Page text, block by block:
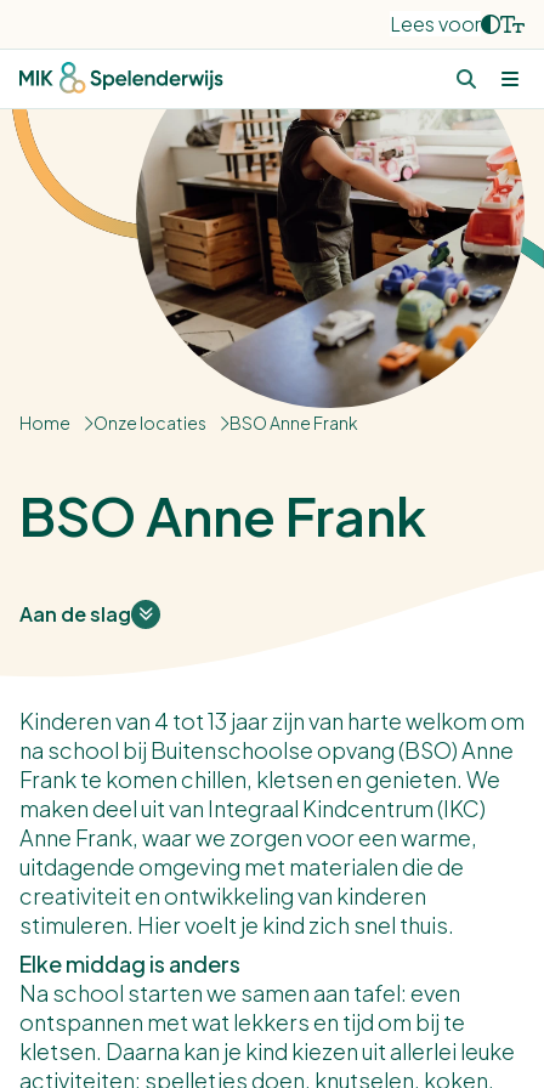
Lees voor
Home Onze locaties BSO Anne Frank
BSO Anne Frank
Aan de slag
Kinderen van 4 tot 13 jaar zijn van harte welkom om
na school bij Buitenschoolse opvang (BSO) Anne
Frank te komen chillen, kletsen en genieten. We
maken deel uit van Integraal Kindcentrum (IKC)
Anne Frank, waar we zorgen voor een warme,
uitdagende omgeving met materialen die de
creativiteit en ontwikkeling van kinderen
stimuleren. Hier voelt je kind zich snel thuis.
Elke middag is anders
Na school starten we samen aan tafel: even
ontspannen met wat lekkers en tijd om bij te
kletsen. Daarna kan je kind kiezen uit allerlei leuke
activiteiten: spelletjes doen, knutselen, koken,